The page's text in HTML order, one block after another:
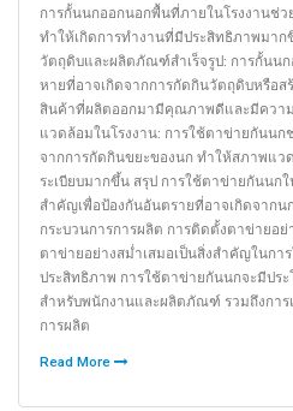
การกั้นนกออกนอกพื้นที่ภายในโรงงานช่ว
ทำให้เกิดการทำงานที่มีประสิทธิภาพมาก
วัตถุดิบและผลิตภัณฑ์สำเร็จรูป: การกั้นน
หายที่อาจเกิดจากการกัดกินวัตถุดิบหรือส
สินค้าที่ผลิตออกมามีคุณภาพดีและมีควา
แวดล้อมในโรงงาน: การใช้ตาข่ายกันน
จากการกัดกินขยะของนก ทำให้สภาพแว
ระเบียบมากขึ้น สรุป การใช้ตาข่ายกันนกใ
สำคัญเพื่อป้องกันอันตรายที่อาจเกิดจากน
กระบวนการการผลิต การติดตั้งตาข่ายอย่
ตาข่ายอย่างสม่ำเสมอเป็นสิ่งสำคัญในกา
ประสิทธิภาพ การใช้ตาข่ายกันนกจะมีปร
สำหรับพนักงานและผลิตภัณฑ์ รวมถึงกา
การผลิต
Read More